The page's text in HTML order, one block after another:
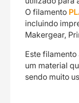
O filamento
incluindo
Makergear,
Este
um material
sendo muito